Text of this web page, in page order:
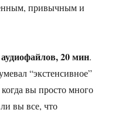
привычным и
20 мин.
“экстенсивное”
вы просто много
вы все, что